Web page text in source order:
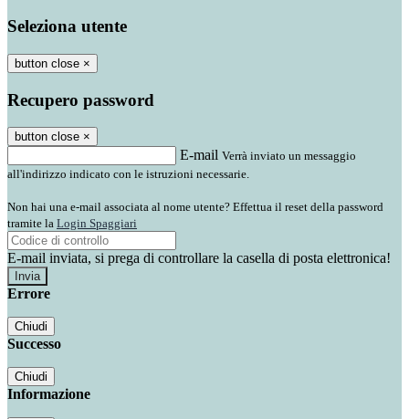
Seleziona utente
button close ×
Recupero password
button close ×
E-mail Verrà inviato un messaggio
all'indirizzo indicato con le istruzioni necessarie.
Non hai una e-mail associata al nome utente? Effettua il reset della password
tramite la Login Spaggiari
E-mail inviata, si prega di controllare la casella di posta elettronica!
Errore
Chiudi
Successo
Chiudi
Informazione